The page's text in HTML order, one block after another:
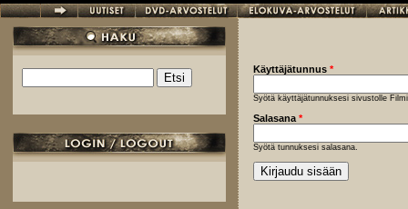
Hakulomake
Käyttäjätunnus *
Syötä käyttäjätunnuksesi sivustolle
Salasana *
Syötä tunnuksesi salasana.